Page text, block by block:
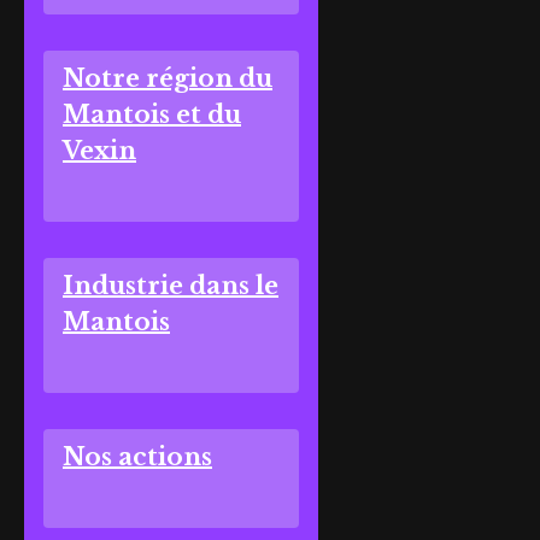
Notre région du
Mantois et du
Vexin
Industrie dans le
Mantois
Nos actions